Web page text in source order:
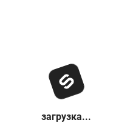
загрузка...